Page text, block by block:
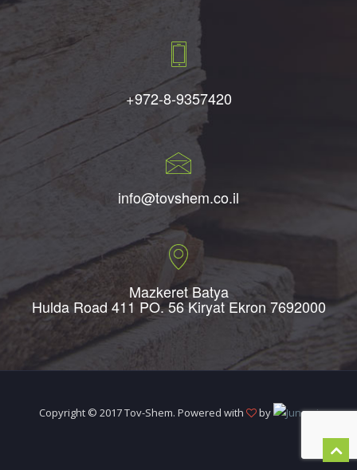
+972-8-9357420
info@tovshem.co.il
Mazkeret Batya
Hulda Road 411 PO. 56 Kiryat Ekron 7692000
Copyright © 2017 Tov-Shem. Powered with by